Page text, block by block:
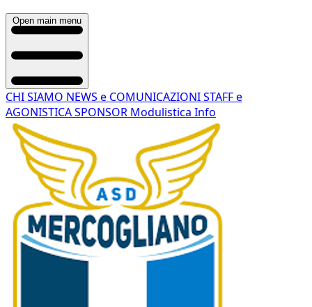
Open main menu
CHI SIAMO NEWS e COMUNICAZIONISTAFF e
AGONISTICASPONSOR Modulistica Info